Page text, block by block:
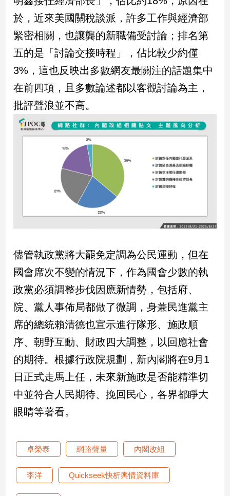
建
築/
室
設
計
旅
遊/
美
食
星
康/
親
感
情
藝
術
文
創
／
電
推
薦
科
技/
遊
Pet
於，近來美國關稅談派，許多工作與經濟部
緊密相關，也讓龔的新職備受討論；排名第
五的是「討論交接時程」，佔比較少約僅
3%，這也反映出多數網友最關注的話題集中
在前四項，且多數論述都以客觀討論為主，
批評聲浪並不高。
儘管執政黨將大罷免定調為公民運動，但在
國會席次不變的情況下，作為國會少數的執
政黨必須調整步伐因應新情勢，包括府、
院、黨人事佈局都做了微調，身兼民進黨主
席的總統賴清德也宣示進行隊形、施政順
序、朝野互動、財政四大調整，以回應社會
的期待。根據行政院規劃，新內閣將在9月1
日正式走馬上任，未來新施政是否能精準切
中並符合人民期待、挽回民心，各界都睜大
眼睛等著看。
卓榮泰 網路聲量 內閣改組
李洋 Quickseek快析輿情資料庫